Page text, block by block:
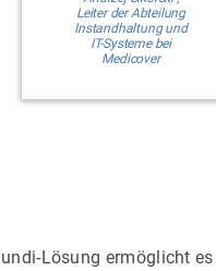
Leiter der Abteilung
Instandhaltung und
IT-Systeme bei
Medicover
Lösung ermöglicht